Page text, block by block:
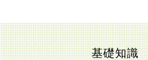
基礎知識